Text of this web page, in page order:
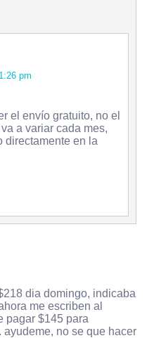
pm
el envío gratuito, no el
a variar cada mes,
directamente en la
dia domingo, indicaba
me escriben al
pagar $145 para
no se que hacer